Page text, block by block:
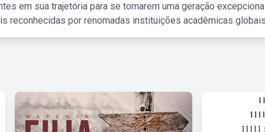
em sua trajetória para se tornarem uma geração
reconhecidas por renomadas instituições acadêmicas